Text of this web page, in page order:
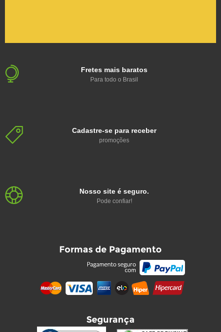
Fretes mais baratos
Para todo o Brasil
Cadastre-se para receber
promoções
Nosso site é seguro.
Pode confiar!
Formas de Pagamento
Segurança